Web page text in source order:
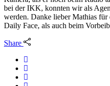
bei der IKK, konnten wir als
werden. Danke lieber Mathias
Daily Face, als auch beim
Share